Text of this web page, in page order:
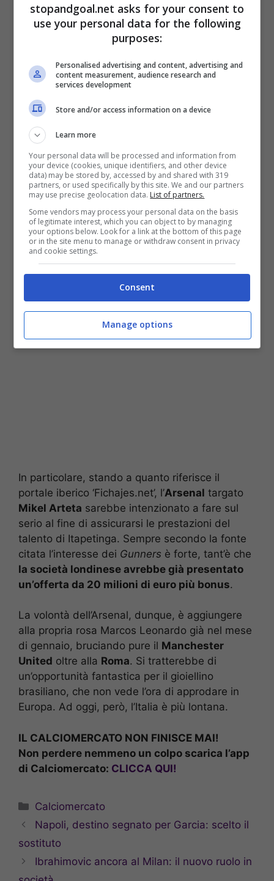
Il classe 2003, che ha compiuto 20 anni lo
scorso 2 maggio, piace parecchio a Pinto, però
la pista in argomento pare essersi un po’
ad agosto. In più, la concorrenza potrebbe
complicare i piani della ‘Magica’.
In particolare, stando a quanto riferisce il
portale iberico ‘Fichajes.net’, l’Arsenal targato
Mikel Arteta sarebbe intenzionato a fare sul
serio al fine di assicurarsi le prestazioni del
talento di Itapetinga. Sempre secondo la fonte
citata l’interesse dei Gunners è forte, tant’è che
la società londinese avrebbe già presentato
un’offerta da 20 milioni di euro più bonus.
La volontà dell’Arsenal, dunque, è aggiungere
alla propria rosa Marcos Leonardo già nel mese
di gennaio, bruciando pure il Manchester
United oltre alla Roma. Si tratterebbe di
un’opportunità fantastica per il gioiellino
brasiliano, che non vede l’ora di approdare in
Europa. Ad oggi, però, l’Italia è più lontana.
IL CALCIOMERCATO NON FINISCE MAI!
Non perdere nemmeno un colpo scarica l’app
di Calciomercato: CLICCA QUI!
Categorie
Calciomercato
Napoli, destino segnato per Garcia: scelto il
sostituto
Ibrahimovic ancora al Milan: il nuovo ruolo in
stopandgoal.net asks for your consent to
use your personal data for the following
purposes:
Personalised advertising and content, advertising and
content measurement, audience research and
services development
Store and/or access information on a device
Learn more
Your personal data will be processed and information from
your device (cookies, unique identifiers, and other device
data) may be stored by, accessed by and shared with 319
partners, or used specifically by this site. We and our partners
may use precise geolocation data. List of partners.
Some vendors may process your personal data on the basis
of legitimate interest, which you can object to by managing
your options below. Look for a link at the bottom of this page
or in the site menu to manage or withdraw consent in privacy
and cookie settings.
Consent
Manage options